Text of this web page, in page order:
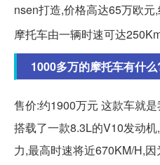
nsen打造,价格高达65万欧
摩托车由一辆时速可达
1000多万的摩托车有什么
售价:约1900万元 这款车就是
搭载了一款8.3L的V10发动
力,最高时速将近670KM/H,因